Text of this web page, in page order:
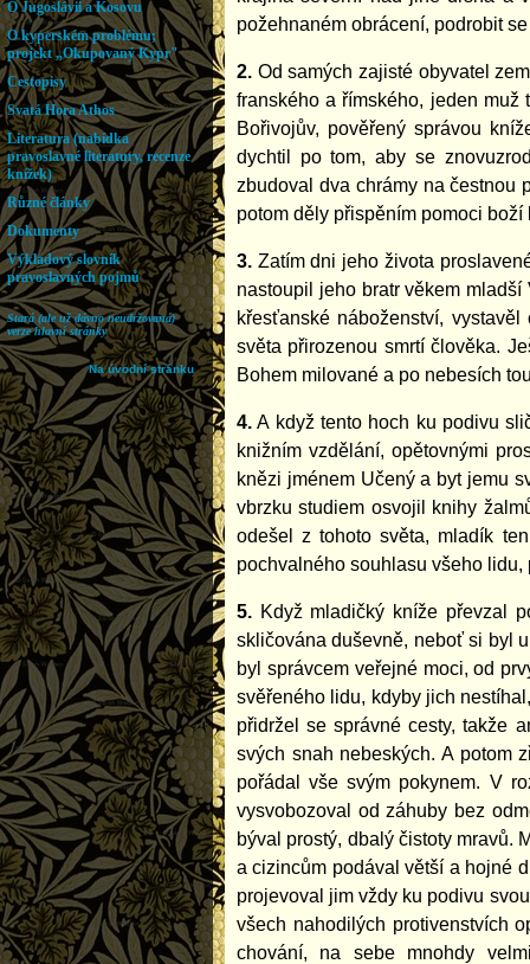
požehnaném obrácení, podrobit
2. Od samých zajisté obyvatel
franského a římského, jeden muž
Bořivojův, pověřený správou
dychtil po tom, aby se
zbudoval dva chrámy na čestnou
potom děly přispěním pomoci
3. Zatím dni jeho života
nastoupil jeho bratr věkem
křesťanské náboženství,
světa přirozenou smrtí člověka.
Bohem milované a po nebesích
4. A když tento hoch ku podivu
knižním vzdělání, opětovnými
knězi jménem Učený a byt jemu
vbrzku studiem osvojil knihy
odešel z tohoto světa, mladík
pochvalného souhlasu všeho
5. Když mladičký kníže převzal
skličována duševně, neboť si byl
byl správcem veřejné moci, od
svěřeného lidu, kdyby jich
přidržel se správné cesty, takže
svých snah nebeských. A potom
pořádal vše svým pokynem. V
vysvobozoval od záhuby bez
býval prostý, dbalý čistoty mravů.
a cizincům podával větší a hojné
projevoval jim vždy ku podivu
všech nahodilých protivenstvích
chování, na sebe mnohdy